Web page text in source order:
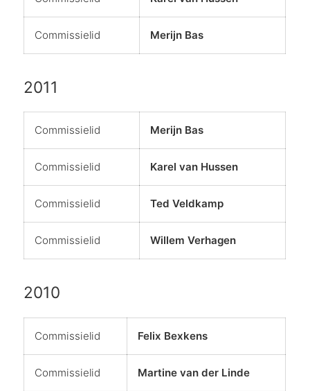
Commissielid Merijn Bas
2011
Commissielid Merijn Bas
Commissielid Karel van Hussen
Commissielid Ted Veldkamp
Commissielid Willem Verhagen
2010
Commissielid Felix Bexkens
Commissielid Martine van der Linde